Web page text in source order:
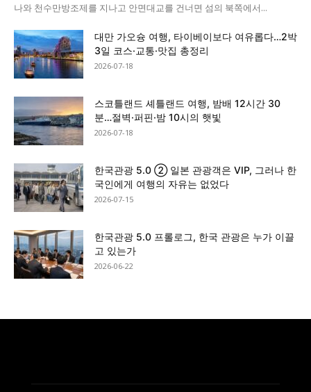
나와 천수만방조제를 지나고 안면대교를 건너면 섬의 북쪽에서...
대만 가오슝 여행, 타이베이보다 여유롭다…2박
3일 코스·교통·맛집 총정리
2026-07-18
스코틀랜드 셰틀랜드 여행, 밤배 12시간 30
분…절벽·퍼핀·밤 10시의 햇빛
2026-07-18
한국관광 5.0 ② 일본 관광객은 VIP, 그러나 한
국인에게 여행의 자유는 없었다
2026-07-15
한국관광 5.0 프롤로그, 한국 관광은 누가 이끌
고 있는가
2026-06-22